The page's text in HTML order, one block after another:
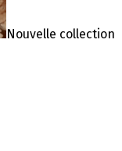
Nouvelle collection